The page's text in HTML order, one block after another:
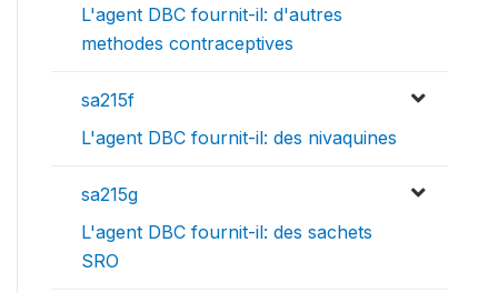
L'agent DBC fournit-il: d'autres
methodes contraceptives
sa215f
L'agent DBC fournit-il: des nivaquines
sa215g
L'agent DBC fournit-il: des sachets
SRO